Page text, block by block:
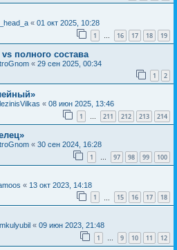
« 01 окт 2025, 10:28
1 … 16 17 18 19
полного состава
« 29 сен 2025, 00:34
1 2
« 08 июн 2025, 13:46
1 … 211 212 213 214
« 30 сен 2024, 16:28
1 … 97 98 99 100
« 13 окт 2023, 14:18
1 15 16 17 18
« 09 июн 2023, 21:48
1 … 9 10 11 12